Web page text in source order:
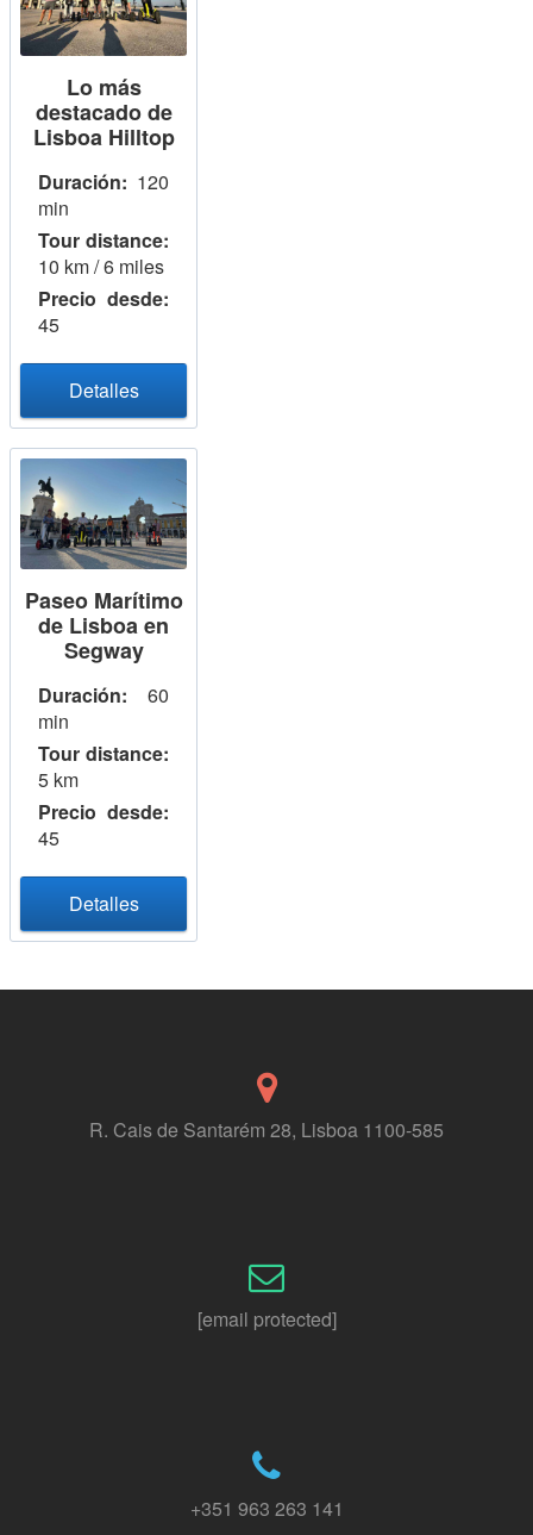
Lo más
destacado de
Lisboa Hilltop
Duración: 120
min
Tour distance:
10 km / 6 miles
Precio desde:
45
Detalles
Paseo Marítimo
de Lisboa en
Segway
Duración: 60
min
Tour distance:
5 km
Precio desde:
45
Detalles
R. Cais de Santarém 28, Lisboa 1100-585
[email protected]
+351 963 263 141